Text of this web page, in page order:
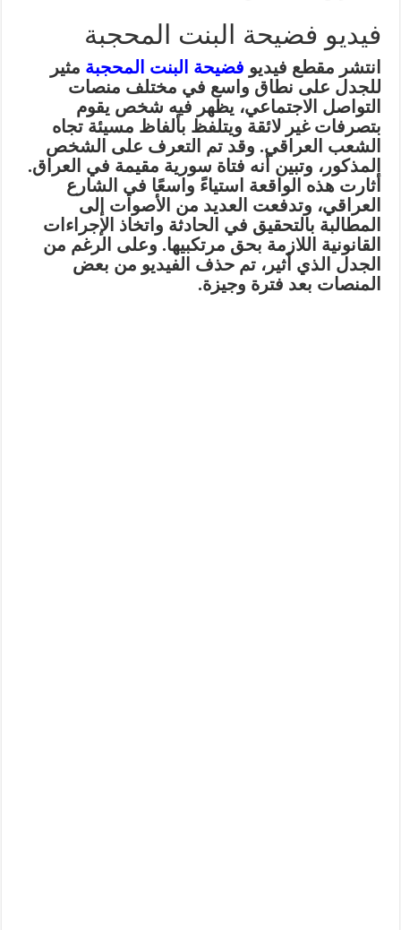
فيديو فضيحة البنت المحجبة
انتشر مقطع فيديو فضيحة البنت المحجبة مثير
للجدل على نطاق واسع في مختلف منصات
التواصل الاجتماعي، يظهر فيه شخص يقوم
بتصرفات غير لائقة ويتلفظ بألفاظ مسيئة تجاه
الشعب العراقي. وقد تم التعرف على الشخص
المذكور، وتبين أنه فتاة سورية مقيمة في العراق.
أثارت هذه الواقعة استياءً واسعًا في الشارع
العراقي، وتدفعت العديد من الأصوات إلى
المطالبة بالتحقيق في الحادثة واتخاذ الإجراءات
القانونية اللازمة بحق مرتكبيها. وعلى الرغم من
الجدل الذي أثير، تم حذف الفيديو من بعض
المنصات بعد فترة وجيزة.